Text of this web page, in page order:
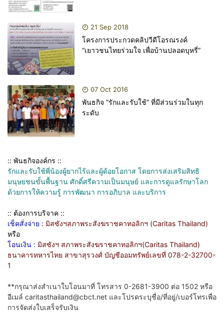
21 Sep 2018
โครงการประกวดคลิปวีดีโอรณรงค์
“เยาวชนไทยร่วมใจ เพื่อบ้านปลอดบุหรี่”
07 Oct 2016
พันธกิจ “รักและรับใช้” ที่มีส่วนร่วมในทุก
ระดับ
:: พันธกิจองค์กร ::
รักและรับใช้พี่น้องผู้ยากไร้และผู้ด้อยโอกาส โดยการส่งเสริมสิทธิ
มนุษยชนขั้นพื้นฐาน ศักดิ์ศรีความเป็นมนุษย์ และการดูแลรักษาโลก
ด้วยการให้ความรู้ การพัฒนา การอภิบาล และบริการ
:: ต้องการบริจาค ::
เช็คสั่งจ่าย : มิสซังฯสภาพระสังฆราชคาทอลิกฯ (Caritas Thailand)
หรือ
โอนเงิน : มิสซังฯ สภาพระสังฆราชคาทอลิกฯ(Caritas Thailand)
ธนาคารทหารไทย สาขาสุรวงศ์ บัญชีออมทรัพย์เลขที่ 078-2-32700-
1
**กรุณาส่งสำเนาใบโอนมาที่ โทรสาร 0-2681-3900 ต่อ 1502 หรือ
อีเมล์ caritasthailand@cbct.net และโปรดระบุชื่อ/ที่อยู่/เบอร์โทรเพื่อ
การจัดส่งใบเสร็จรับเงิน